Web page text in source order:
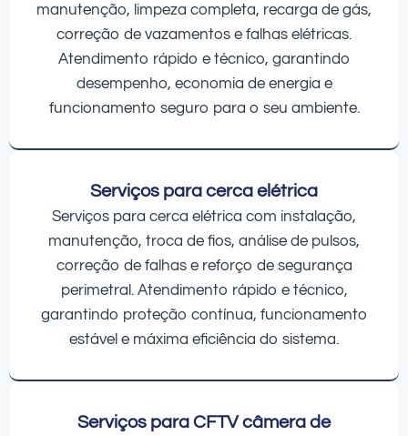
manutenção, limpeza completa, recarga de gás,
correção de vazamentos e falhas elétricas.
Atendimento rápido e técnico, garantindo
desempenho, economia de energia e
funcionamento seguro para o seu ambiente.
Serviços para cerca elétrica
Serviços para cerca elétrica com instalação,
manutenção, troca de fios, análise de pulsos,
correção de falhas e reforço de segurança
perimetral. Atendimento rápido e técnico,
garantindo proteção contínua, funcionamento
estável e máxima eficiência do sistema.
Serviços para CFTV câmera de